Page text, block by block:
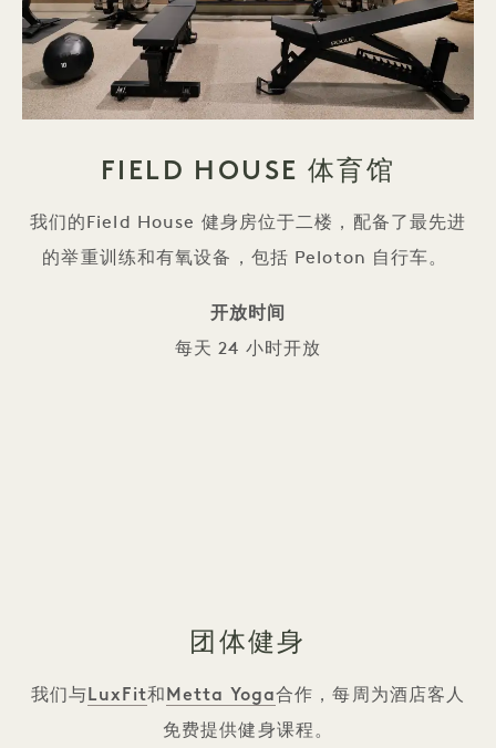
FIELD HOUSE 体育馆
我们的Field House 健身房位于二楼，配备了最先进
的举重训练和有氧设备，包括 Peloton 自行车。
开放时间
每天 24 小时开放
团体健身
我们与LuxFit和 Metta Yoga合作，每周为酒店客人
免费提供健身课程。